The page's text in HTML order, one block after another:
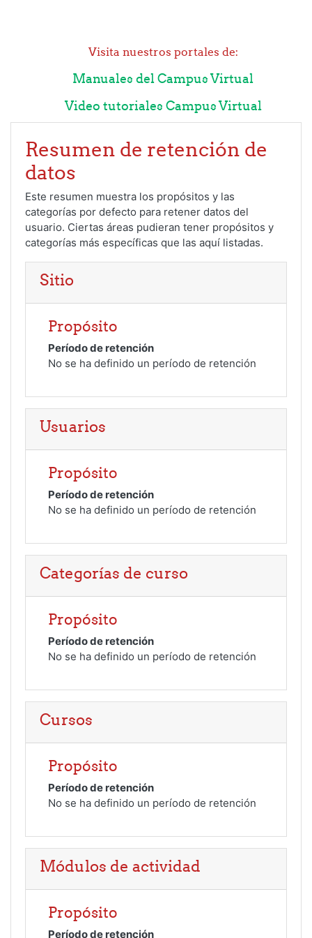
Visita nuestros portales de:
Manuales del Campus Virtual
Video tutoriales Campus Virtual
Resumen de retención de
datos
Este resumen muestra los propósitos y las
categorías por defecto para retener datos del
usuario. Ciertas áreas pudieran tener propósitos y
categorías más específicas que las aquí listadas.
Sitio
Propósito
Período de retención
No se ha definido un período de retención
Usuarios
Propósito
Período de retención
No se ha definido un período de retención
Categorías de curso
Propósito
Período de retención
No se ha definido un período de retención
Cursos
Propósito
Período de retención
No se ha definido un período de retención
Módulos de actividad
Propósito
Período de retención